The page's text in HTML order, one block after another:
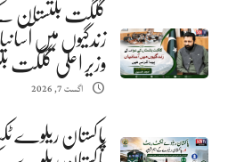
گلگت بلتستان
زندگیوں میں
وزیر اعلیٰ گلگت
اگست 7, 2026
پاکستان ریلوے